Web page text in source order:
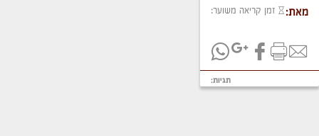
מאת: זמן קריאה משוער:
תגיות: